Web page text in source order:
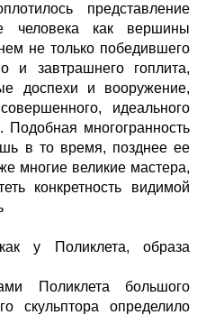
представление
человека как вершины
не только победившего
и завтрашнего гоплита,
доспехи и вооружение,
идеального
Подобная многогранность
в то время, позднее ее
многие великие мастера,
конкретность видимой
у Поликлета, образа
Поликлета большого
скульптора определило